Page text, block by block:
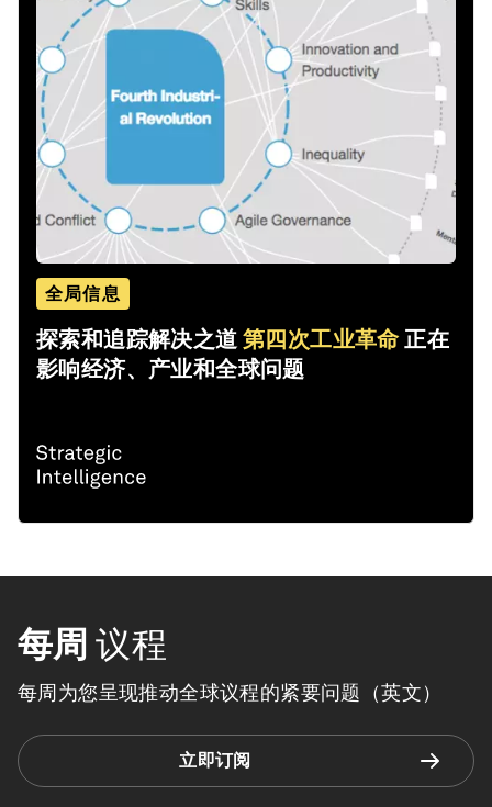
全局信息
探索和追踪解决之道第四次工业革命正在
影响经济、产业和全球问题
每周 议程
每周为您呈现推动全球议程的紧要问题（英文）
立即订阅